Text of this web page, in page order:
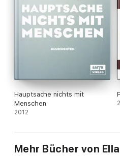
Hauptsache nichts mit
Menschen
2012
Mehr Bücher von